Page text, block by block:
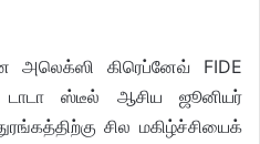
கிரெப்னேவ் FIDE
டாடா ஸ்டீல் ஆசிய ஜூனியர்
சில மகிழ்ச்சியைக்